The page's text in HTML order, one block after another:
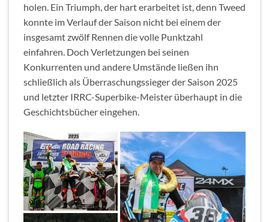
holen. Ein Triumph, der hart erarbeitet ist, denn Tweed
konnte im Verlauf der Saison nicht bei einem der
insgesamt zwölf Rennen die volle Punktzahl
einfahren. Doch Verletzungen bei seinen
Konkurrenten und andere Umstände ließen ihn
schließlich als Überraschungssieger der Saison 2025
und letzter IRRC-Superbike-Meister überhaupt in die
Geschichtsbücher eingehen.